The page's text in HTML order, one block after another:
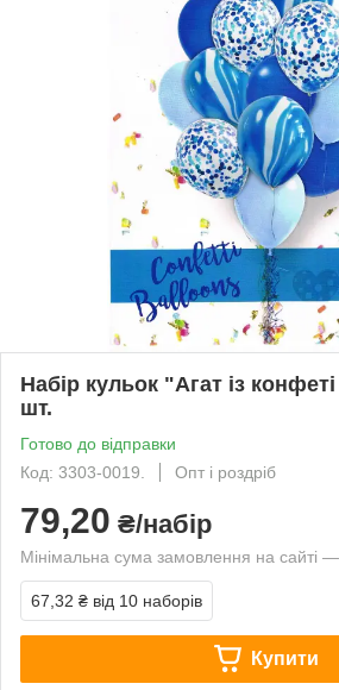
Набір кульок "Агат із
шт.
Готово до відправки
Код: 3303-0019.
Опт і роздріб
79,20 ₴/набір
Мінімальна сума замовлення на сайті
67,32 ₴ від 10 наборів
Купити